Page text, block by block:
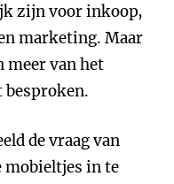
zijn voor inkoop,
marketing. Maar
meer van het
besproken.
de vraag van
mobieltjes in te